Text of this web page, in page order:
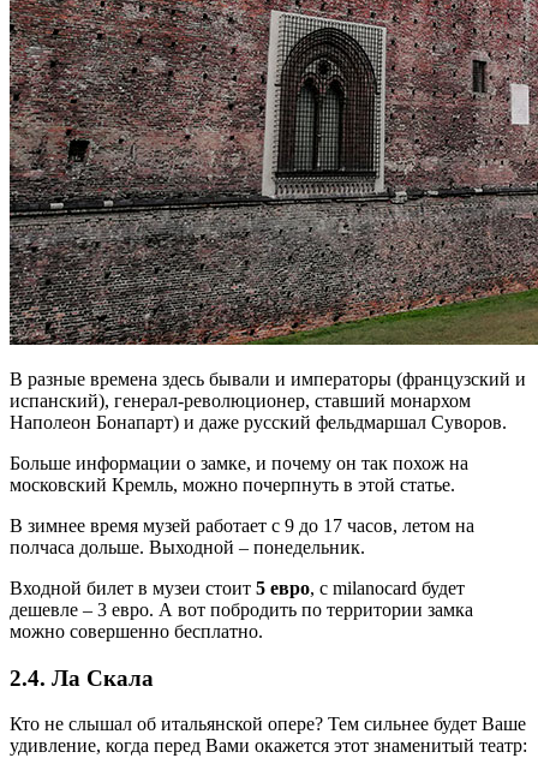
В разные времена здесь бывали и императоры (французский и
испанский), генерал-революционер, ставший монархом
Наполеон Бонапарт) и даже русский фельдмаршал Суворов.
Больше информации о замке, и почему он так похож на
московский Кремль, можно почерпнуть в этой статье.
В зимнее время музей работает с 9 до 17 часов, летом на
полчаса дольше. Выходной – понедельник.
Входной билет в музеи стоит 5 евро, с milanocard будет
дешевле – 3 евро. А вот побродить по территории замка
можно совершенно бесплатно.
2.4. Ла Скала
Кто не слышал об итальянской опере? Тем сильнее будет Ваше
удивление, когда перед Вами окажется этот знаменитый театр: